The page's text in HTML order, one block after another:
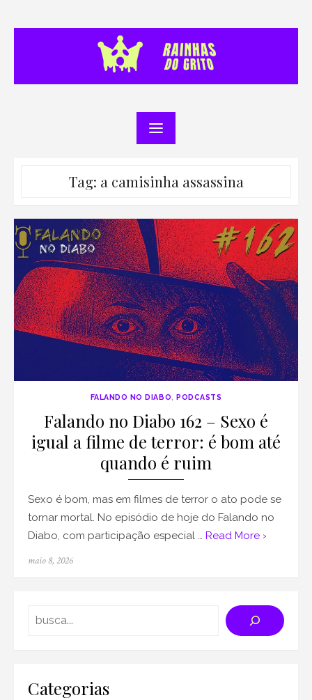
Tag: a camisinha assassina
FALANDO NO DIABO,PODCASTS
Falando no Diabo 162 – Sexo é
igual a filme de terror: é bom até
quando é ruim
Sexo é bom, mas em filmes de terror o ato pode se
tornar mortal. No episódio de hoje do Falando no
Diabo, com participação especial … Read More ›
Posted
maio 8, 2026
Categorias